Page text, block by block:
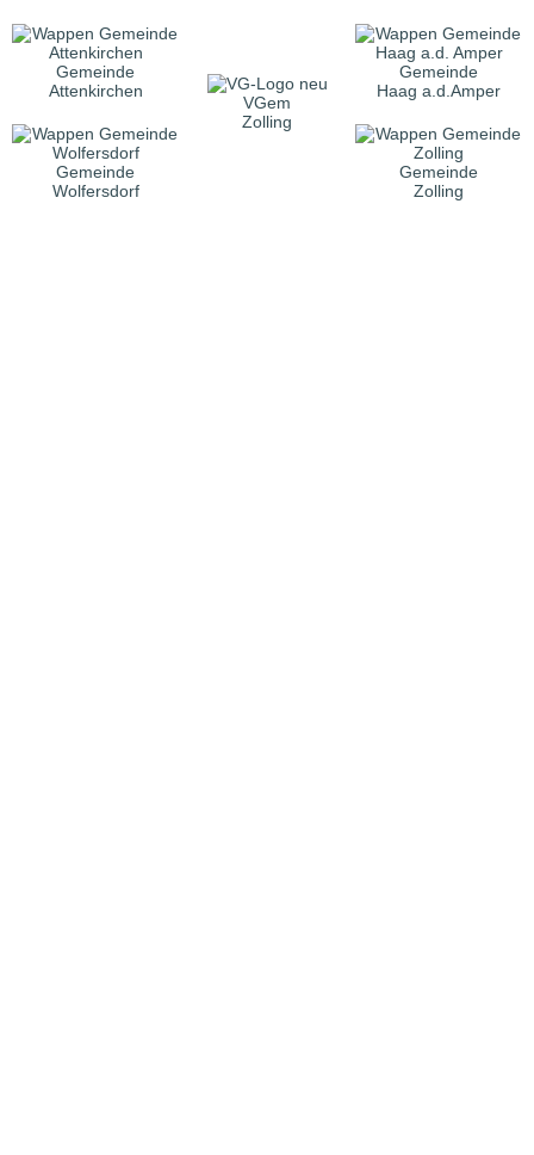
Gemeinde
Attenkirchen
VGem
Zolling
Gemeinde
Haag a.d.Amper
Gemeinde
Wolfersdorf
Gemeinde
Zolling